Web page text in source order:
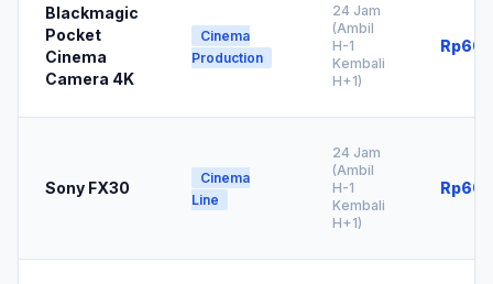
Blackmagic
Pocket
Cinema
Camera 4K
Cinema
Production
24 Jam
(Ambil
H-1
Kembali
H+1)
Sony FX30
Cinema
Line
24 Jam
(Ambil
H-1
Kembali
H+1)